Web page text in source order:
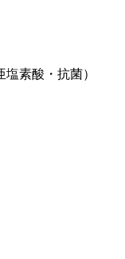
素酸・抗菌）